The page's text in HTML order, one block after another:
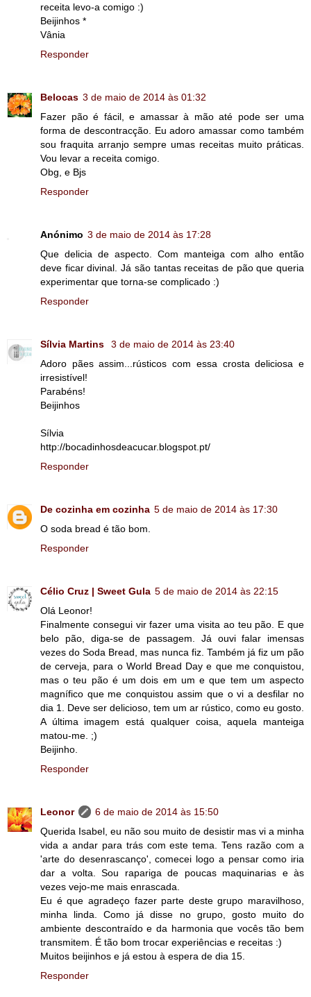
receita levo-a comigo :)
Beijinhos *
Vânia
Responder
Belocas 3 de maio de 2014 às 01:32
Fazer pão é fácil, e amassar à mão até pode ser uma
forma de descontracção. Eu adoro amassar como também
sou fraquita arranjo sempre umas receitas muito práticas.
Vou levar a receita comigo.
Obg, e Bjs
Responder
Anónimo 3 de maio de 2014 às 17:28
Que delicia de aspecto. Com manteiga com alho então
deve ficar divinal. Já são tantas receitas de pão que queria
experimentar que torna-se complicado :)
Responder
Sílvia Martins
3 de maio de 2014 às 23:40
Adoro pães assim...rústicos com essa crosta deliciosa e
irresistível!
Parabéns!
Beijinhos
Sílvia
http://bocadinhosdeacucar.blogspot.pt/
Responder
De cozinha em cozinha 5 de maio de 2014 às 17:30
O soda bread é tão bom.
Responder
Célio Cruz | Sweet Gula 5 de maio de 2014 às 22:15
Olá Leonor!
Finalmente consegui vir fazer uma visita ao teu pão. E que
belo pão, diga-se de passagem. Já ouvi falar imensas
vezes do Soda Bread, mas nunca fiz. Também já fiz um pão
de cerveja, para o World Bread Day e que me conquistou,
mas o teu pão é um dois em um e que tem um aspecto
magnífico que me conquistou assim que o vi a desfilar no
dia 1. Deve ser delicioso, tem um ar rústico, como eu gosto.
A última imagem está qualquer coisa, aquela manteiga
matou-me. ;)
Beijinho.
Responder
Leonor
6 de maio de 2014 às 15:50
Querida Isabel, eu não sou muito de desistir mas vi a minha
vida a andar para trás com este tema. Tens razão com a
'arte do desenrascanço', comecei logo a pensar como iria
dar a volta. Sou rapariga de poucas maquinarias e às
vezes vejo-me mais enrascada.
Eu é que agradeço fazer parte deste grupo maravilhoso,
minha linda. Como já disse no grupo, gosto muito do
ambiente descontraído e da harmonia que vocês tão bem
transmitem. É tão bom trocar experiências e receitas :)
Muitos beijinhos e já estou à espera de dia 15.
Responder